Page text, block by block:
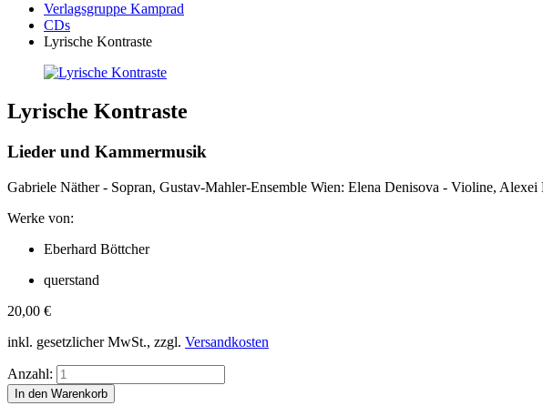
Verlagsgruppe Kamprad
CDs
Lyrische Kontraste
Lyrische Kontraste
Lieder und Kammermusik
Gabriele Näther - Sopran, Gustav-Mahler-Ensemble Wien: Elena Denisova - Violine,
Werke von:
Eberhard Böttcher
querstand
20,00 €
inkl. gesetzlicher MwSt., zzgl. Versandkosten
Anzahl: